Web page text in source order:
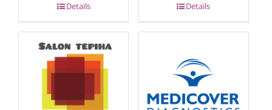
Details Details